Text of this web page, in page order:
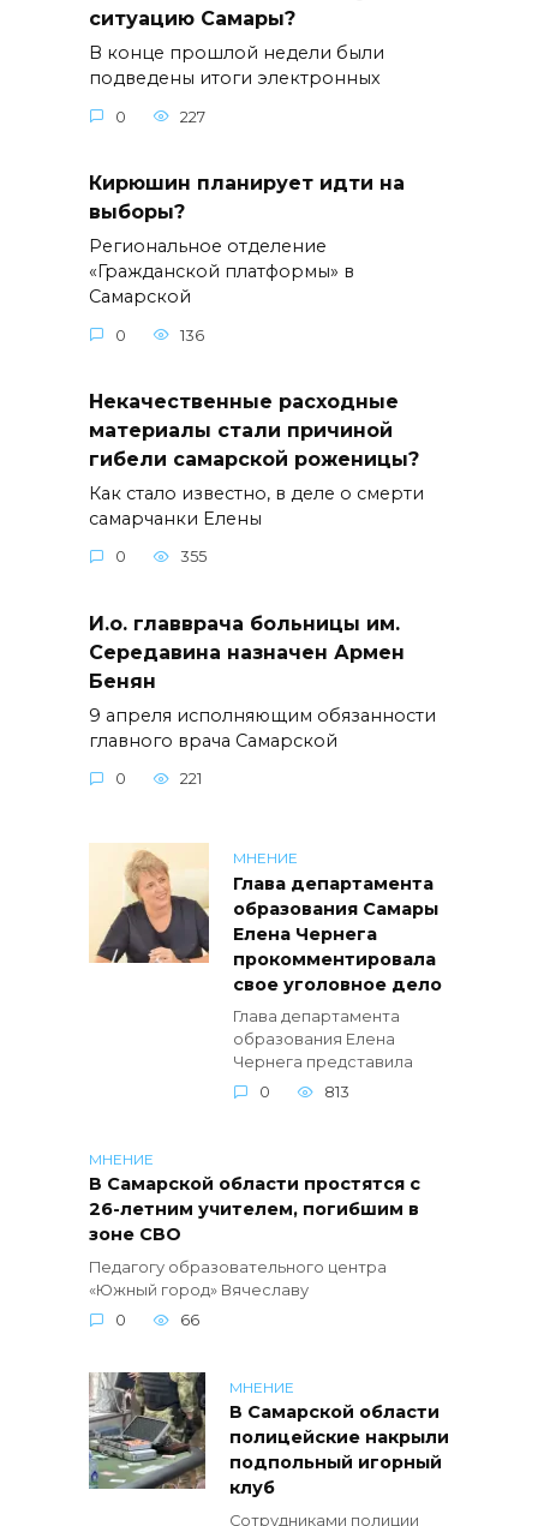
ситуацию Самары?
В конце прошлой недели были
подведены итоги электронных
0 227
Кирюшин планирует идти на
выборы?
Региональное отделение
«Гражданской платформы» в
Самарской
0 136
Некачественные расходные
материалы стали причиной
гибели самарской роженицы?
Как стало известно, в деле о смерти
самарчанки Елены
0 355
И.о. главврача больницы им.
Середавина назначен Армен
Бенян
9 апреля исполняющим обязанности
главного врача Самарской
0 221
МНЕНИЕ
Глава департамента
образования Самары
Елена Чернега
прокомментировала
свое уголовное дело
Глава департамента
образования Елена
Чернега представила
0
813
МНЕНИЕ
В Самарской области простятся с
26-летним учителем, погибшим в
зоне СВО
Педагогу образовательного центра
«Южный город» Вячеславу
0
66
МНЕНИЕ
В Самарской области
полицейские накрыли
подпольный игорный
клуб
Сотрудниками полиции